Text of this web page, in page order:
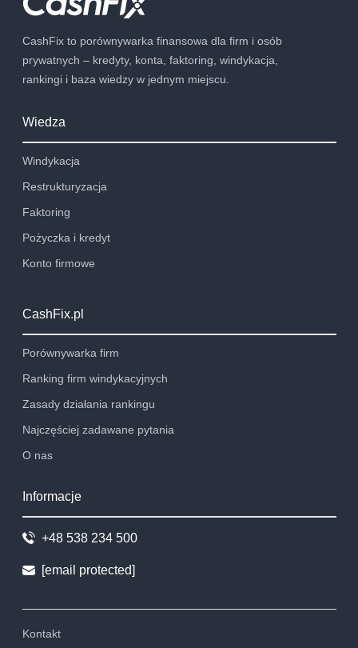
CashFix to porównywarka finansowa dla firm i osób
prywatnych – kredyty, konta, faktoring, windykacja,
rankingi i baza wiedzy w jednym miejscu.
Wiedza
Windykacja
Restrukturyzacja
Faktoring
Pożyczka i kredyt
Konto firmowe
CashFix.pl
Porównywarka firm
Ranking firm windykacyjnych
Zasady działania rankingu
Najczęściej zadawane pytania
O nas
Informacje
+48 538 234 500
[email protected]
Kontakt